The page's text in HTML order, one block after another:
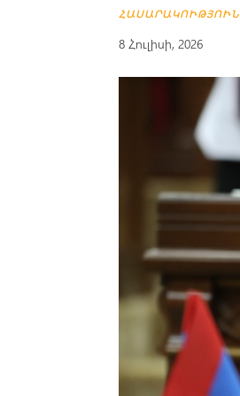
ՀԱՍԱՐԱԿՈՒԹՅՈՒՆ
8 Հուլիսի, 2026